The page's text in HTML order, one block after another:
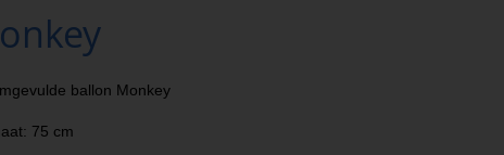
ballon Monkey
75 cm